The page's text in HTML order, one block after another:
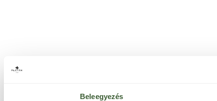
Beleegyezés